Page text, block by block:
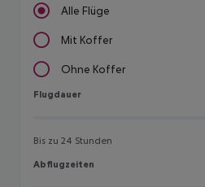
Alle Flüge
Mit Koffer
Ohne Koffer
Flugdauer
Flugdauer
Bis zu 24 Stunden
Abflugzeiten
Abflugzeiten